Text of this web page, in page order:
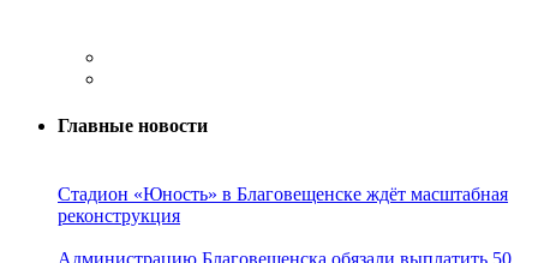
Главные новости
Стадион «Юность» в Благовещенске ждёт масштабная
реконструкция